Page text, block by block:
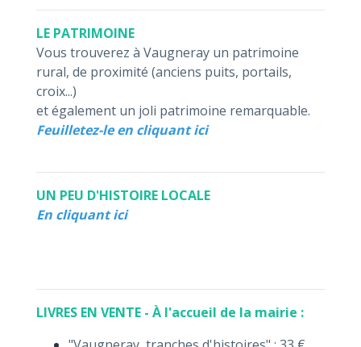
LE PATRIMOINE
Vous trouverez à Vaugneray un patrimoine
rural, de proximité (anciens puits, portails,
croix...)
et également un joli patrimoine remarquable.
Feuilletez-le en cliquant ici
UN PEU D'HISTOIRE LOCALE
En cliquant ici
LIVRES EN VENTE - À l'accueil de la mairie :